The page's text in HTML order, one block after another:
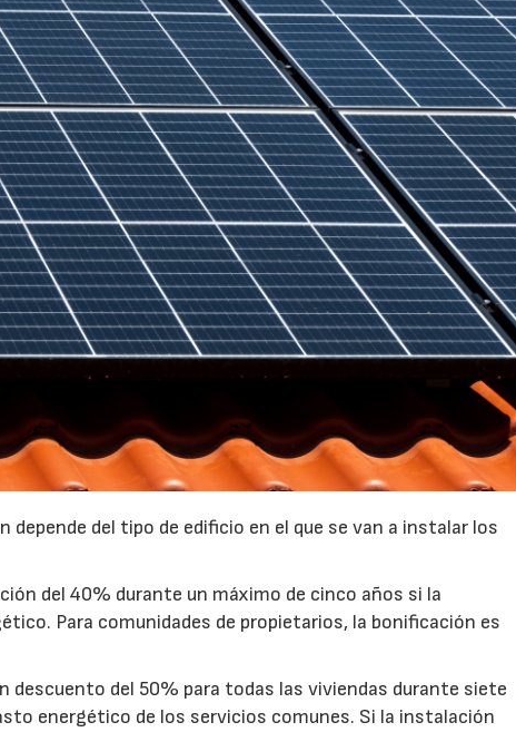
del tipo de edificio en el que se van a instalar los
del 40% durante un máximo de cinco años si la
Para comunidades de propietarios, la bonificación es
descuento del 50% para todas las viviendas durante siete
energético de los servicios comunes. Si la instalación